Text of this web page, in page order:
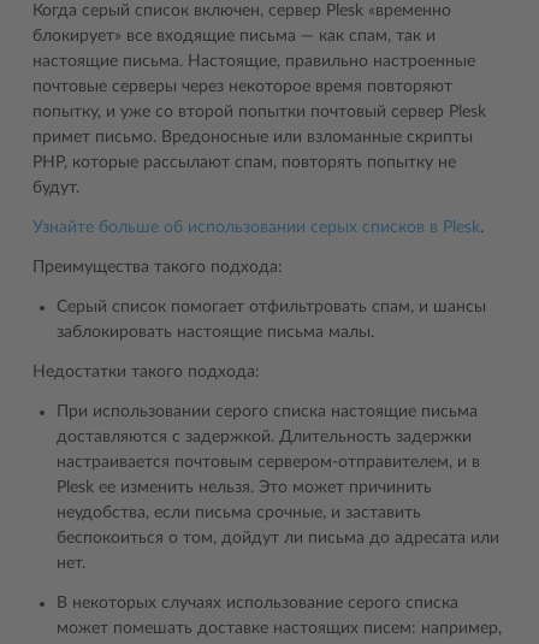
Когда серый список включен, сервер Plesk «временно
блокирует» все входящие письма — как спам, так и
настоящие письма. Настоящие, правильно настроенные
почтовые серверы через некоторое время повторяют
попытку, и уже со второй попытки почтовый сервер Plesk
примет письмо. Вредоносные или взломанные скрипты
PHP, которые рассылают спам, повторять попытку не
будут.
Узнайте больше об использовании серых списков в Plesk.
Преимущества такого подхода:
Серый список помогает отфильтровать спам, и шансы
заблокировать настоящие письма малы.
Недостатки такого подхода:
При использовании серого списка настоящие письма
доставляются с задержкой. Длительность задержки
настраивается почтовым сервером-отправителем, и в
Plesk ее изменить нельзя. Это может причинить
неудобства, если письма срочные, и заставить
беспокоиться о том, дойдут ли письма до адресата или
нет.
В некоторых случаях использование серого списка
может помешать доставке настоящих писем: например,